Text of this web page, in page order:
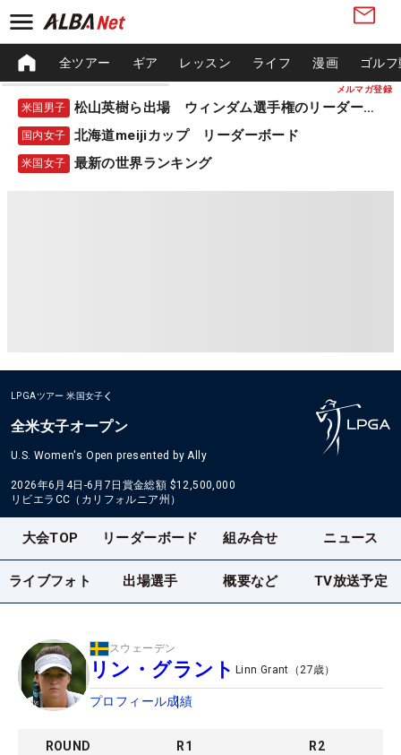
メルマガ登録
全ツアー ギア レッスン ライフ 漫画 ゴル
米国男子 松山英樹ら出場 ウィンダム選手権のリーダーボード
国内女子 北海道meijiカップ リーダーボード
米国女子 最新の世界ランキング
LPGAツアー 米国女子
全米女子オープン
U.S. Women's Open presented by Ally
2026年6月4日-6月7日 賞金総額 $12,500,000
リビエラCC（カリフォルニア州）
大会TOP リーダーボード 組み合せ ニュース
ライブフォト 出場選手 概要など TV放送予定
スウェーデン
リン・グラント Linn Grant （ 27歳）
プロフィール成績
ROUND R1 R2